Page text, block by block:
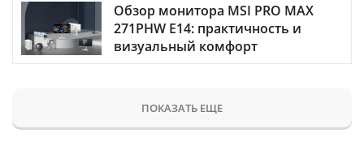
Обзор монитора MSI PRO MAX
271PHW E14: практичность и
визуальный комфорт
ПОКАЗАТЬ ЕЩЕ